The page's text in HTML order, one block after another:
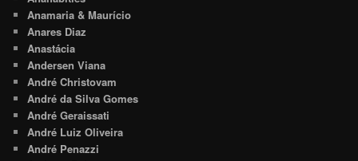
Anamaria & Maurício
Anares Diaz
Anastácia
Andersen Viana
André Christovam
André da Silva Gomes
André Geraissati
André Luiz Oliveira
André Penazzi